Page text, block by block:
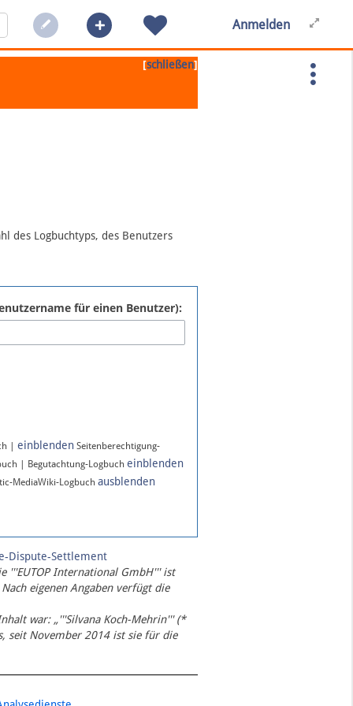
Anmelden
[schließen]
des Logbuchtyps, des Benutzers
für einen Benutzer):
| einblenden Seitenberechtigung-
| Begutachtung-Logbuch einblenden
MediaWiki-Logbuch ausblenden
Dispute-Settlement
'''EUTOP International GmbH''' ist
eigenen Angaben verfügt die
war: „'''Silvana Koch-Mehrin''' (*
seit November 2014 ist sie für die